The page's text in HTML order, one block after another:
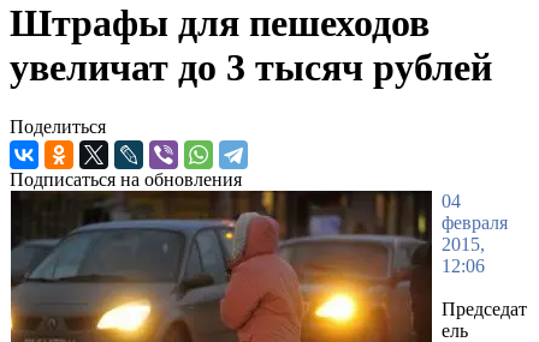
Штрафы для пешеходов
увеличат до 3 тысяч рублей
Поделиться
Подписаться на обновления
04
февраля
2015,
12:06
Председат
ель